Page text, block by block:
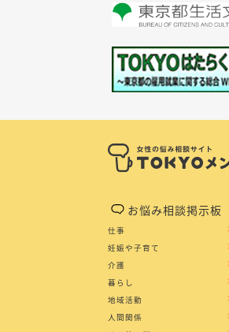
お悩み相談掲示板
仕事
妊娠や子育て
介護
暮らし
地域活動
人間関係